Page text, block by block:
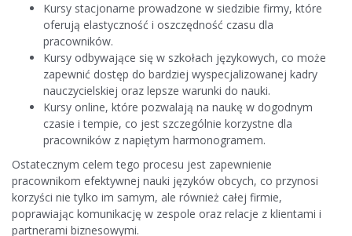
Kursy stacjonarne prowadzone w siedzibie firmy, które
oferują elastyczność i oszczędność czasu dla
pracowników.
Kursy odbywające się w szkołach językowych, co może
zapewnić dostęp do bardziej wyspecjalizowanej kadry
nauczycielskiej oraz lepsze warunki do nauki.
Kursy online, które pozwalają na naukę w dogodnym
czasie i tempie, co jest szczególnie korzystne dla
pracowników z napiętym harmonogramem.
Ostatecznym celem tego procesu jest zapewnienie
pracownikom efektywnej nauki języków obcych, co przynosi
korzyści nie tylko im samym, ale również całej firmie,
poprawiając komunikację w zespole oraz relacje z klientami i
partnerami biznesowymi.